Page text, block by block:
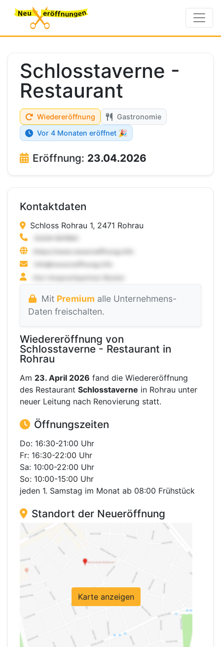
Schlosstaverne -
Restaurant
Wiedereröffnung
Gastronomie
Vor 4 Monaten eröffnet 🎉
Eröffnung: 23.04.2026
Kontaktdaten
Schloss Rohrau 1, 2471 Rohrau
Mit Premium alle Unternehmens-
Daten freischalten.
Wiedereröffnung von
Schlosstaverne - Restaurant in
Rohrau
Am 23. April 2026 fand die Wiedereröffnung
des Restaurant Schlosstaverne in Rohrau unter
neuer Leitung nach Renovierung statt.
Öffnungszeiten
Do: 16:30-21:00 Uhr
Fr: 16:30-22:00 Uhr
Sa: 10:00-22:00 Uhr
So: 10:00-15:00 Uhr
jeden 1. Samstag im Monat ab 08:00 Frühstück
Standort der Neueröffnung
Karte anzeigen